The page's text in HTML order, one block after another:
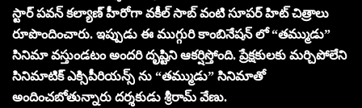
స్టార్ పవన్ కల్యాణ్ హీరోగా వకీల్ సాబ్ వంటి సూపర్ హిట్ చిత్రాలు
రూపొందించారు. ఇప్పుడు ఈ ముగ్గురి కాంబినేషన్ లో “తమ్ముడు”
సినిమా వస్తుండటం అందరి దృష్టిని ఆకర్షిస్తోంది. ప్రేక్షకులకు మర్చిపోలేని
సినిమాటిక్ ఎక్సిపీరియన్స్ ను “తమ్ముడు” సినిమాతో
అందించబోతున్నారు దర్శకుడు శ్రీరామ్ వేణు.